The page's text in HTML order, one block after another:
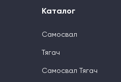
Каталог
Самосвал
Тягач
Самосвал Тягач